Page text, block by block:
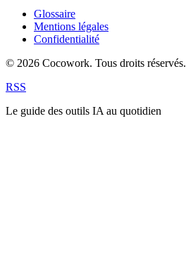
Glossaire
Mentions légales
Confidentialité
© 2026 Cocowork. Tous droits réservés.
RSS
Le guide des outils IA au quotidien